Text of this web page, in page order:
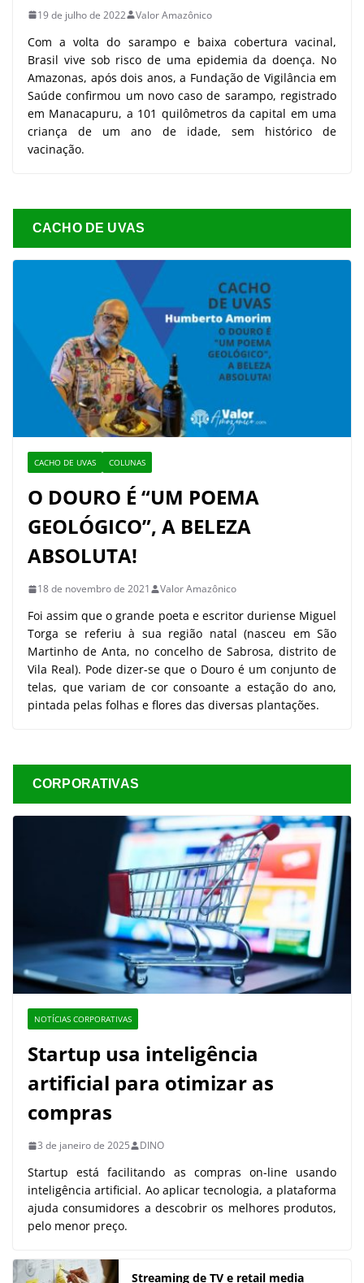
19 de julho de 2022 Valor Amazônico
Com a volta do sarampo e baixa cobertura vacinal,
Brasil vive sob risco de uma epidemia da doença. No
Amazonas, após dois anos, a Fundação de Vigilância em
Saúde confirmou um novo caso de sarampo, registrado
em Manacapuru, a 101 quilômetros da capital em uma
criança de um ano de idade, sem histórico de
vacinação.
CACHO DE UVAS
CACHO DE UVAS COLUNAS
O DOURO É “UM POEMA
GEOLÓGICO”, A BELEZA
ABSOLUTA!
18 de novembro de 2021 Valor Amazônico
Foi assim que o grande poeta e escritor duriense Miguel
Torga se referiu à sua região natal (nasceu em São
Martinho de Anta, no concelho de Sabrosa, distrito de
Vila Real). Pode dizer-se que o Douro é um conjunto de
telas, que variam de cor consoante a estação do ano,
pintada pelas folhas e flores das diversas plantações.
CORPORATIVAS
NOTÍCIAS CORPORATIVAS
Startup usa inteligência
artificial para otimizar as
compras
3 de janeiro de 2025 DINO
Startup está facilitando as compras on-line usando
inteligência artificial. Ao aplicar tecnologia, a plataforma
ajuda consumidores a descobrir os melhores produtos,
pelo menor preço.
Streaming de TV e retail media